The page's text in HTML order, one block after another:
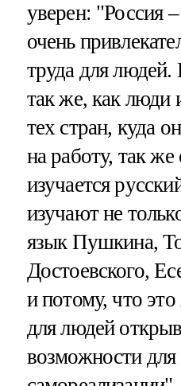
уверен: "Россия
очень
труда для
так же, как люди
тех стран, куда
на работу, так же
изучается
изучают не
язык Пушкина,
Достоевского,
и потому, что
для людей
возможности для